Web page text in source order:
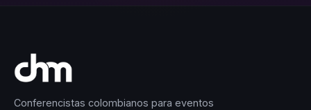
Conferencistas colombianos para eventos